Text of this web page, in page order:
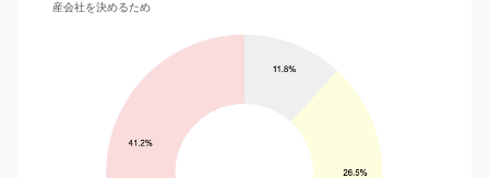
産会社を決めるため